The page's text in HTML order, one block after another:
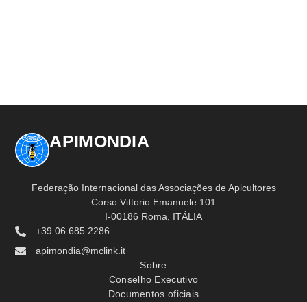
APIMONDIA
Federação Internacional das Associações de Apicultores
Corso Vittorio Emanuele 101
I-00186 Roma, ITÁLIA
+39 06 685 2286
apimondia@mclink.it
Sobre
Conselho Executivo
Documentos oficiais